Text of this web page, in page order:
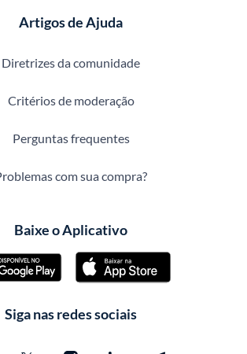
Artigos de Ajuda
Diretrizes da comunidade
Critérios de moderação
Perguntas frequentes
com sua compra?
Baixe o Aplicativo
Siga nas redes sociais